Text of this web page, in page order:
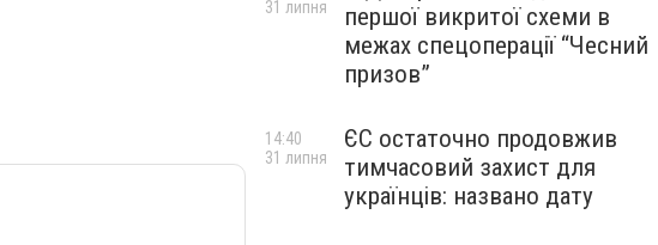
першої викритої схеми в
межах спецоперації “Чесний
призов”
31 липня
ЄС остаточно продовжив
тимчасовий захист для
українців: названо дату
14:40
31 липня